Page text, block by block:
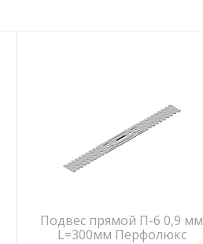
Подвес прямой П-6 0,9 мм
L=300мм Перфолюкс